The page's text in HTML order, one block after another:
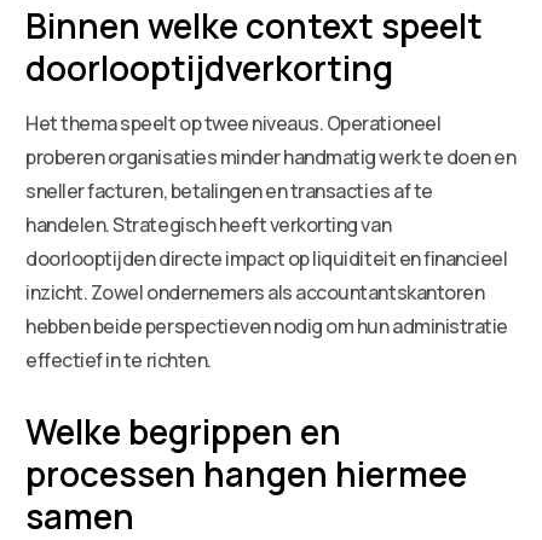
Binnen welke context speelt
doorlooptijdverkorting
Het thema speelt op twee niveaus. Operationeel
proberen organisaties minder handmatig werk te doen en
sneller facturen, betalingen en transacties af te
handelen. Strategisch heeft verkorting van
doorlooptijden directe impact op liquiditeit en financieel
inzicht. Zowel ondernemers als accountantskantoren
hebben beide perspectieven nodig om hun administratie
effectief in te richten.
Welke begrippen en
processen hangen hiermee
samen